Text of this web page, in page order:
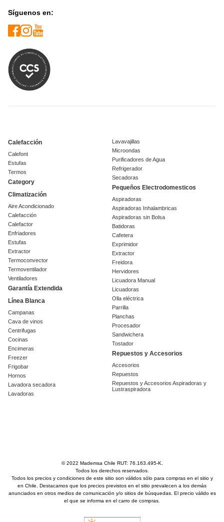
Síguenos en:
Calefacción
Calefont
Estufas
Termos
Category
Climatización
Aire Acondicionado
Calefacción
Calefactor
Enfriadores
Estufas
Extractor
Termoconvector
Termoventilador
Ventiladores
Garantía Extendida
Línea Blanca
Campanas
Cava de vinos
Centrifugas
Cocinas
Encimeras
Freezer
Frigobar
Hornos
Lavadora secadora
Lavadoras
Lavavajillas
Microondas
Purificadores de Agua
Refrigerador
Secadoras
Pequeños Electrodomesticos
Aspiradoras
Aspiradoras Inhalambricas
Aspiradoras sin Bolsa
Batidoras
Cafetera
Exprimidor
Extractor
Freidora
Hervidores
Licuadora Manual
Licuadoras
Olla eléctrica
Parrilla
Planchas
Procesador
Sandwichera
Tostador
Repuestos y Accesorios
Accesorios
Repuestos
Repuestos y Accesorios Aspiradoras y
Lustraspiradora
© 2022 Mademsa Chile RUT: 76.163.495-K.
Todos los derechos reservados.
Todos los precios y condiciones de este sitio son válidos sólo para compras en el sitio y
en Chile. Destacamos que los precios previstos en el sitio prevalecen a los demás
anunciados en otros medios de comunicación y/o sitios de búsquedas. El precio válido es
el que se informa en el carro de compras.